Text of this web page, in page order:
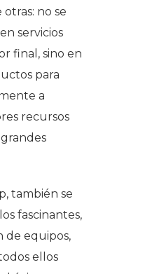
no se
servicios
final, sino en
para
a
recursos
también se
fascinantes,
de equipos,
ellos